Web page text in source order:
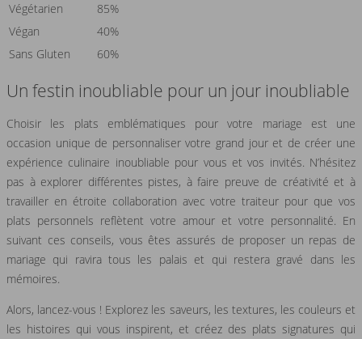
Végétarien
85%
Végan
40%
Sans Gluten
60%
Un festin inoubliable pour un jour inoubliable
Choisir les plats emblématiques pour votre mariage est une
occasion unique de personnaliser votre grand jour et de créer une
expérience culinaire inoubliable pour vous et vos invités. N’hésitez
pas à explorer différentes pistes, à faire preuve de créativité et à
travailler en étroite collaboration avec votre traiteur pour que vos
plats personnels reflètent votre amour et votre personnalité. En
suivant ces conseils, vous êtes assurés de proposer un repas de
mariage qui ravira tous les palais et qui restera gravé dans les
mémoires.
Alors, lancez-vous ! Explorez les saveurs, les textures, les couleurs et
les histoires qui vous inspirent, et créez des plats signatures qui